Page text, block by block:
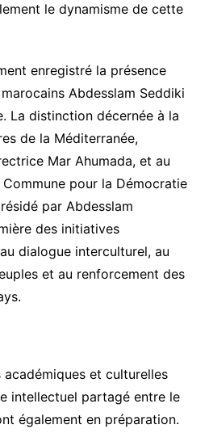
le dynamisme de cette
enregistré la présence
Abdesslam Seddiki
La distinction décernée à la
de la Méditerranée,
Mar Ahumada, et au
pour la Démocratie
par Abdesslam
des initiatives
dialogue interculturel, au
et au renforcement des
et culturelles
intellectuel partagé entre le
également en préparation.